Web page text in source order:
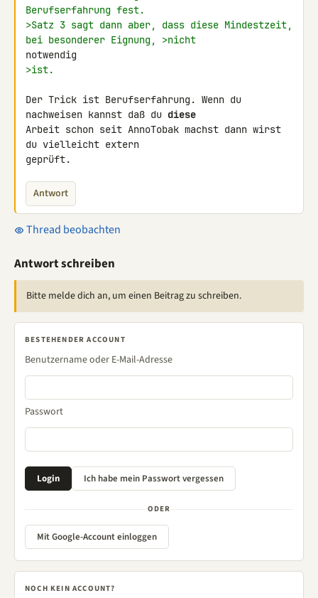
Berufserfahrung fest.
>Satz 3 sagt dann aber, dass diese Mindestzeit,
bei besonderer Eignung, >nicht
>ist.
Der Trick ist Berufserfahrung. Wenn du
nachweisen kannst daß du diese
Arbeit schon seit AnnoTobak machst dann wirst
du vielleicht extern
geprüft.
Antwort
Thread beobachten
Antwort schreiben
Bitte melde dich an, um einen Beitrag zu schreiben.
BESTEHENDER ACCOUNT
Benutzername oder E-Mail-Adresse
Passwort
ODER
Mit Google-Account einloggen
NOCH KEIN ACCOUNT?